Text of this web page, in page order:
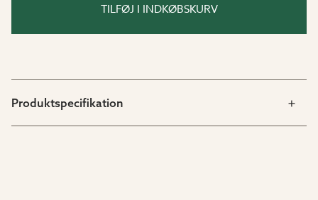
TILFØJ I INDKØBSKURV
Produktspecifikation